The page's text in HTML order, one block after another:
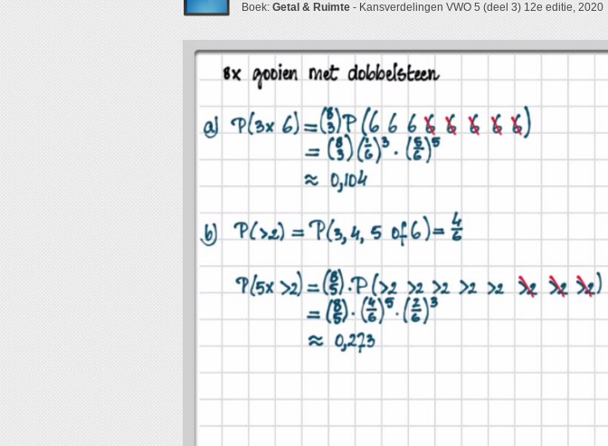
Boek: Getal & Ruimte - Kansverdelingen VWO 5 (deel 3) 12e editie, 2020